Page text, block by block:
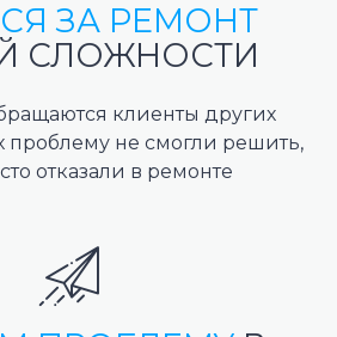
ЗА РЕМОНТ
СЛОЖНОСТИ
клиенты других
проблему не смогли решить,
отказали в ремонте